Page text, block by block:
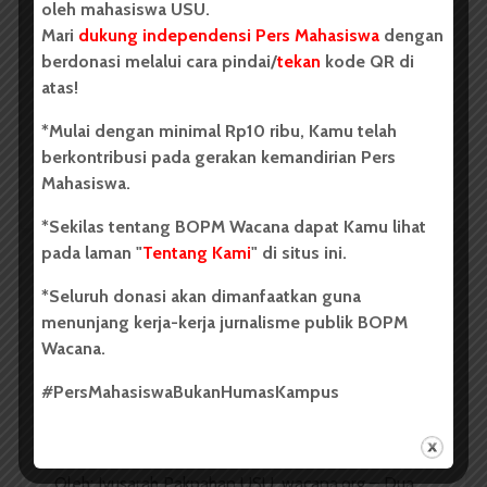
Mahasiswa 2026, Dorong Inovasi
Penelitian dalam Sektor
Perkebunan
...
Redaksi
BERITA KAMPUS
Dua Mahasiswa Sastra Indonesia
Sumatra Utara 2026
oleh mahasiswa USU.
Mari dukung independensi Pers Mahasiswa dengan
berdonasi melalui cara pindai/tekan kode QR di
atas!
*Mulai dengan minimal Rp10 ribu, Kamu telah
berkontribusi pada gerakan kemandirian Pers
Mahasiswa.
*Sekilas tentang BOPM Wacana dapat Kamu lihat
pada laman "Tentang Kami" di situs ini.
*Seluruh donasi akan dimanfaatkan guna
menunjang kerja-kerja jurnalisme publik BOPM
Wacana.
#PersMahasiswaBukanHumasKampus